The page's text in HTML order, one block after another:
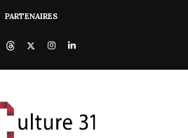
PARTENAIRES